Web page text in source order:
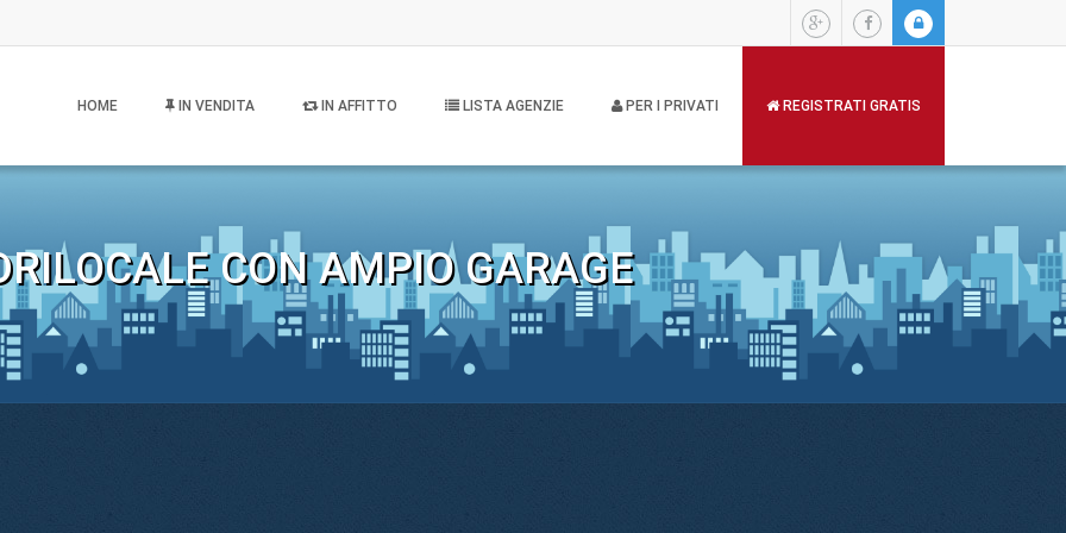
HOME IN VENDITA IN AFFITTO LISTA AGENZIE PER I PRIVATI REGISTRATI GRATIS
CON AMPIO GARAGE